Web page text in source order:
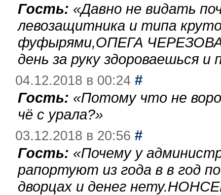
Гость: «Давно не видать
левозащитника и типа
фуфырями,ОПЕГА
день за руку здороваешься
04.12.2018 в 00:24 #
Гость: «Потому что не
чё с урала?»
03.12.2018 в 20:56 #
Гость: «Почему у
рапортуют из года в в год
дворцах и денег